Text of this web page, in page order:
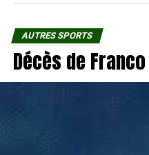
AUTRES SPORTS
Décès de